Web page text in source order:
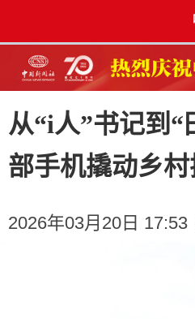
从“i人”书记到“
部手机撬动乡
2026年03月20日 17:53